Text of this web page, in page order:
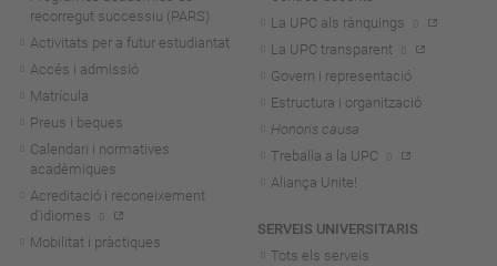
recorregut successiu (PARS)
Activitats per a futur estudiantat
Accés i admissió
Matrícula
Preus i beques
Calendari i normatives
acadèmiques
Acreditació i reconeixement
d'idiomes
Mobilitat i pràctiques
La UPC als rànquings
La UPC transparent
Govern i representació
Estructura i organització
Honoris causa
Treballa a la UPC
Aliança Unite!
SERVEIS UNIVERSITARIS
Tots els serveis